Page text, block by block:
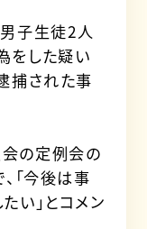
子生徒2人
をした疑い
捕された事
の定例会の
「今後は事
い」とコメン